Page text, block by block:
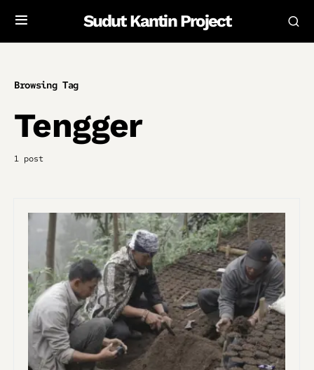
Sudut Kantin Project
Browsing Tag
Tengger
1 post